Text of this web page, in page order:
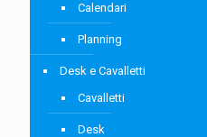
Calendari
Planning
Desk e Cavalletti
Cavalletti
Desk